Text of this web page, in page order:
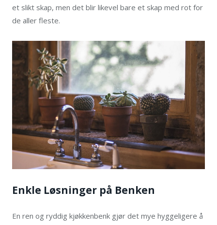
et slikt skap, men det blir likevel bare et skap med rot for
de aller fleste.
Enkle Løsninger på Benken
En ren og ryddig kjøkkenbenk gjør det mye hyggeligere å